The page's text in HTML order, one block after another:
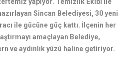
Sincan Belediyesi, 30 yeni
ile gücüne güç kattı. İlçenin her
amaçlayan Belediye,
ve aydınlık yüzü haline getiriyor.